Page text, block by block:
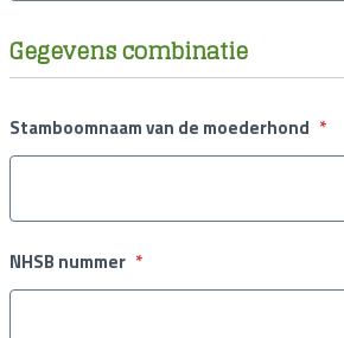
Gegevens combinatie
Stamboomnaam van de moederhond *
NHSB nummer *